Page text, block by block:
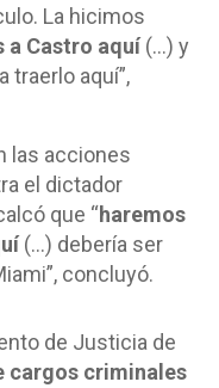
La hicimos
a Castro aquí(…) y
traerlo aquí”,
las acciones
el dictador
que “haremos
(…) debería ser
concluyó.
de Justicia de
cargos criminales